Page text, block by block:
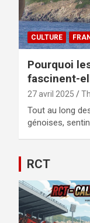
CULTURE
Pourquoi
fascinent-
27 avril 2025
Tout au long
génoises,
RCT